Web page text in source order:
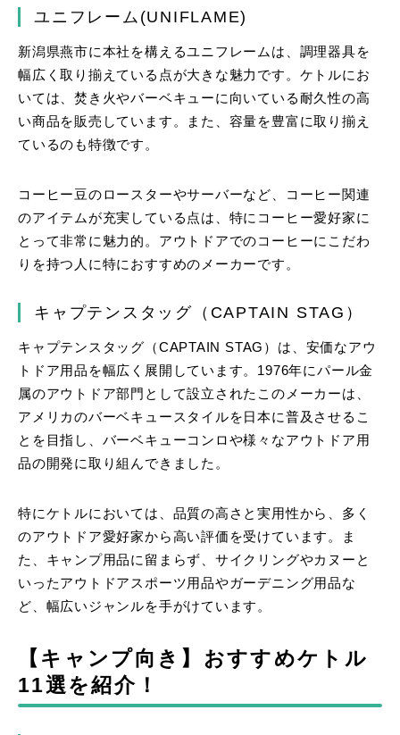
ユニフレーム (UNIFLAME)
新潟県燕市に本社を構えるユニフレームは、調理器具を
幅広く取り揃えている点が大きな魅力です。ケトルにお
いては、焚き火やバーベキューに向いている耐久性の高
い商品を販売しています。また、容量を豊富に取り揃え
ているのも特徴です。
コーヒー豆のロースターやサーバーなど、コーヒー関連
のアイテムが充実している点は、特にコーヒー愛好家に
とって非常に魅力的。アウトドアでのコーヒーにこだわ
りを持つ人に特におすすめのメーカーです 。
キャプテンスタッグ（CAPTAIN STAG）
キャプテンスタッグ（CAPTAIN STAG）は、安価なアウ
トドア用品を幅広く展開しています。1976年にパール金
属のアウトドア部門として設立されたこのメーカーは、
アメリカのバーベキュースタイルを日本に普及させるこ
とを目指し、バーベキューコンロや様々なアウトドア用
品の開発に取り組んできました。
特にケトルにおいては、品質の高さと実用性から、多く
のアウトドア愛好家から高い評価を受けています。ま
た、キャンプ用品に留まらず、サイクリングやカヌーと
いったアウトドアスポーツ用品やガーデニング用品な
ど、幅広いジャンルを手がけています。
【キャンプ向き】おすすめケトル
11選を紹介！